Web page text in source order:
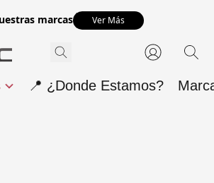
marcas Ver Más
📍 ¿Donde Estamos?